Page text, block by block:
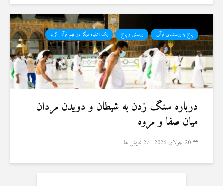
پاسخ به پرسشهای قرآنی پرسش و پاسخ یک اشتباه دیگر در فهم قرآن کریم
درباره سنگ زدن به شیطان و دویدن مردان
میان صفا و مروه
20 جولای 2026 27 نمایش ها